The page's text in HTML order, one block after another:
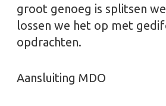
groot genoeg is splitsen
lossen we het op met
opdrachten.
Aansluiting MDO